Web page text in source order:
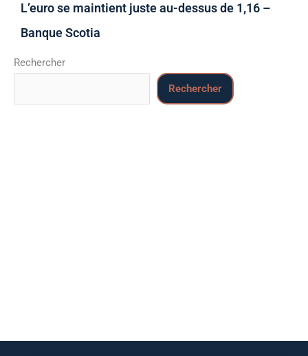
L’euro se maintient juste au-dessus de 1,16 –
Banque Scotia
Rechercher
Rechercher